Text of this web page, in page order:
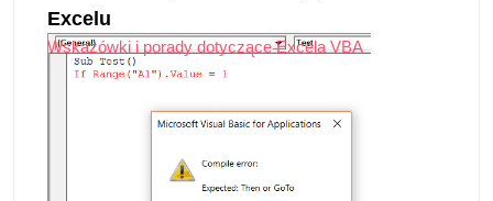
Excelu
Wskazówki i porady dotyczące Excela VBA